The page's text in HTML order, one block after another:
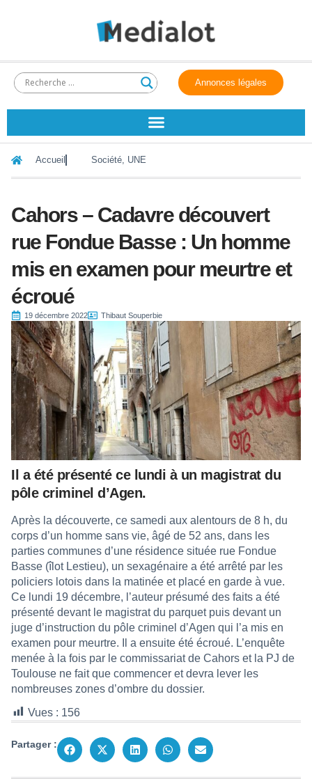
Annonces légales
Accueil Société, UNE
Cahors – Cadavre découvert
rue Fondue Basse : Un homme
mis en examen pour meurtre et
écroué
19 décembre 2022 Thibaut Souperbie
Il a été présenté ce lundi à un magistrat du
pôle criminel d’Agen.
Après la découverte, ce samedi aux alentours de 8 h, du
corps d’un homme sans vie, âgé de 52 ans, dans les
parties communes d’une résidence située rue Fondue
Basse (îlot Lestieu), un sexagénaire a été arrêté par les
policiers lotois dans la matinée et placé en garde à vue.
Ce lundi 19 décembre, l’auteur présumé des faits a été
présenté devant le magistrat du parquet puis devant un
juge d’instruction du pôle criminel d’Agen qui l’a mis en
examen pour meurtre. Il a ensuite été écroué. L’enquête
menée à la fois par le commissariat de Cahors et la PJ de
Toulouse ne fait que commencer et devra lever les
nombreuses zones d’ombre du dossier.
Vues : 156
Partager :